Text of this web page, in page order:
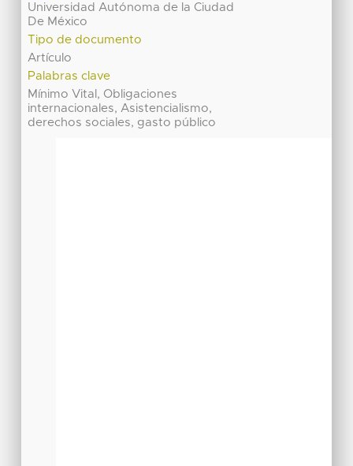
Universidad Autónoma de la Ciudad
De México
Tipo de documento
Artículo
Palabras clave
Mínimo Vital, Obligaciones
internacionales, Asistencialismo,
derechos sociales, gasto público